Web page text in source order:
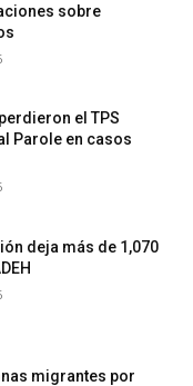
sobre
el TPS
Parole en casos
deja más de 1,070
migrantes por